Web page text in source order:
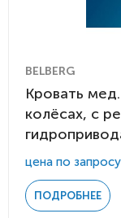
BELBERG
Кровать
колёсах, с
цена по запросу
ПОДРОБНЕЕ